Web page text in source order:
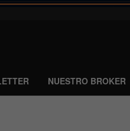
NUESTRO BROKER